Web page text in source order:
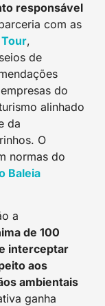
responsável
com as
,
de
do
alinhado
da
O
normas do
Baleia
a
de 100
interceptar
aos
ambientais
ganha